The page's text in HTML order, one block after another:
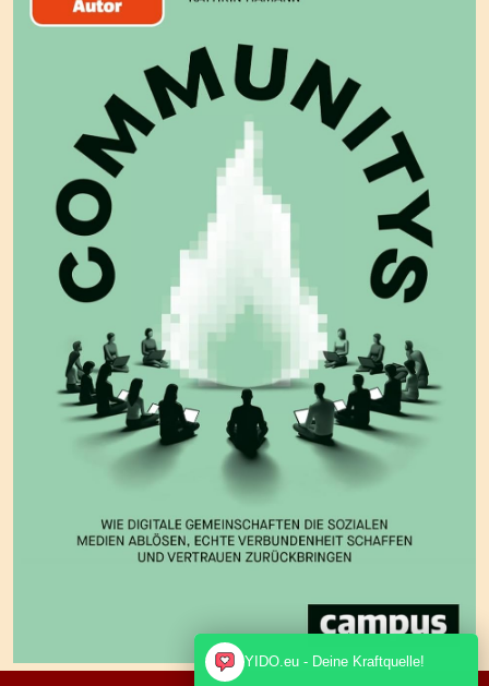
YIDO.eu - Deine Kraftquelle!